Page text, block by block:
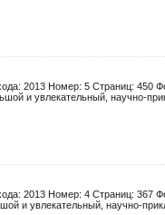
2013 Номер: 5 Страниц: 450
и увлекательный, научно-
2013 Номер: 4 Страниц: 367
и увлекательный, научно-